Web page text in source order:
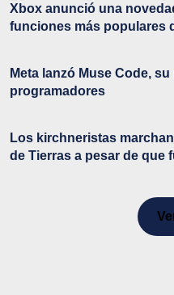
Xbox anunció una
funciones más populares
Meta lanzó Muse Code,
programadores
Los kirchneristas
de Tierras a pesar de que